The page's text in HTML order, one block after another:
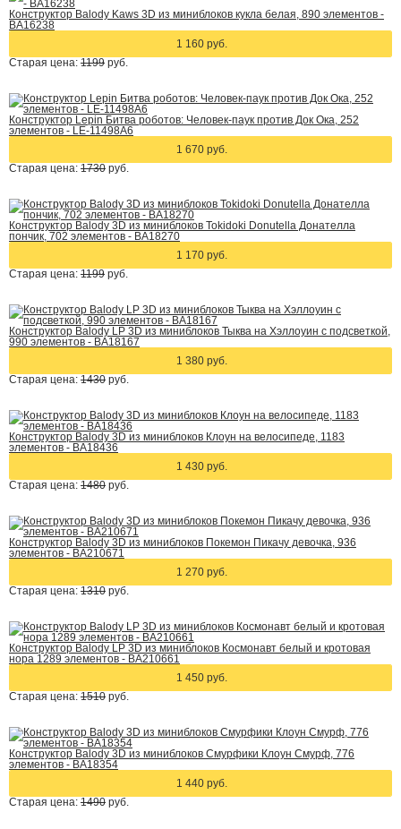
Конструктор Balody Kaws 3D из миниблоков кукла белая, 890 элементов -
BA16238
1 160 руб.
Старая цена: 1199 руб.
Конструктор Lepin Битва роботов: Человек-паук против Док Ока, 252
элементов - LE-11498A6
1 670 руб.
Старая цена: 1730 руб.
Конструктор Balody 3D из миниблоков Tokidoki Donutella Донателла
пончик, 702 элементов - BA18270
1 170 руб.
Старая цена: 1199 руб.
Конструктор Balody LP 3D из миниблоков Тыква на Хэллоуин с подсветкой,
990 элементов - BA18167
1 380 руб.
Старая цена: 1430 руб.
Конструктор Balody 3D из миниблоков Клоун на велосипеде, 1183
элементов - BA18436
1 430 руб.
Старая цена: 1480 руб.
Конструктор Balody 3D из миниблоков Покемон Пикачу девочка, 936
элементов - BA210671
1 270 руб.
Старая цена: 1310 руб.
Конструктор Balody LP 3D из миниблоков Космонавт белый и кротовая
нора 1289 элементов - BA210661
1 450 руб.
Старая цена: 1510 руб.
Конструктор Balody 3D из миниблоков Смурфики Клоун Смурф, 776
элементов - BA18354
1 440 руб.
Старая цена: 1490 руб.